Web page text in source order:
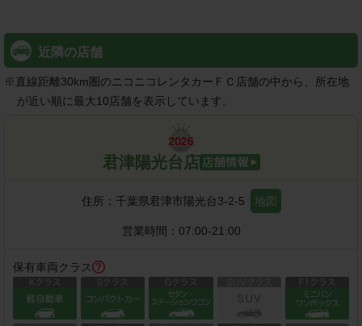
近隣の店舗
※直線距離30km圏のニコニコレンタカーＦＣ店舗の中から、所在地
が近い順に最大10店舗を表示しています。
君津陽光台店
住所： 千葉県君津市陽光台3-2-5 地図
営業時間： 07:00-21:00
保有車両クラス